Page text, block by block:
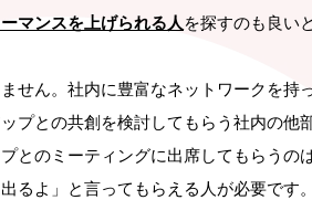
マンスを上げられる人 を探すのも良い
せん。社内に豊富なネットワークを持
プとの共創を検討してもらう社内の他
とのミーティングに出席してもらうの
るよ」と言ってもらえる人が必要で